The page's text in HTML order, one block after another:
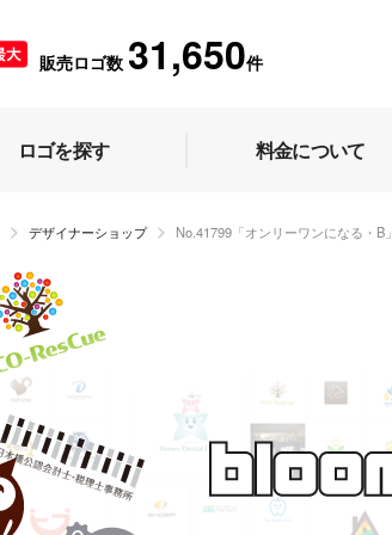
販売ロゴ数 31,650件
ロゴを探す 料金について
デザイナーショップ No.41799「オンリーワンになる・B」